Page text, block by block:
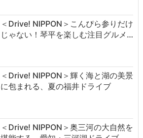
＜Drive! NIPPON＞こんぴら参りだけ
じゃない！琴平を楽しむ注目グルメ…
＜Drive! NIPPON＞輝く海と湖の美景
に包まれる、夏の福井ドライブ
＜Drive! NIPPON＞奥三河の大自然を